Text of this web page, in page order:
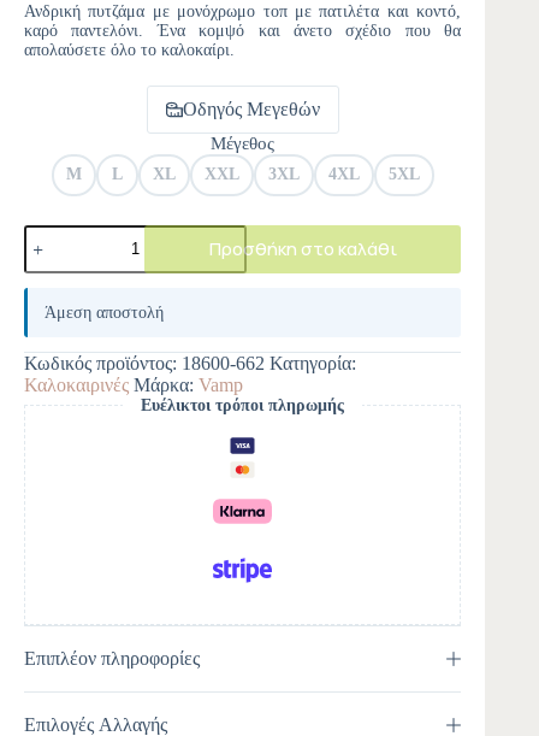
Ανδρική πυτζάμα με μονόχρωμο τοπ με πατιλέτα και κοντό,
καρό παντελόνι. Ένα κομψό και άνετο σχέδιο που θα
απολαύσετε όλο το καλοκαίρι.
Οδηγός Μεγεθών
Μέγεθος
M L XL XXL 3XL 4XL 5XL
Προσθήκη στο καλάθι
A
e
r
n
a
t
i
v
e
:
Άμεση αποστολή
Κωδικός προϊόντος: 18600-662 Κατηγορία:
Καλοκαιρινές Μάρκα: Vamp
Ευέλικτοι τρόποι πληρωμής
Επιπλέον πληροφορίες
Επιλογές Αλλαγής